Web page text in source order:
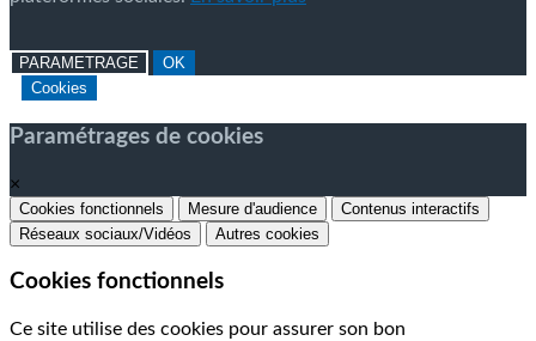
PARAMETRAGE
OK
Cookies
Paramétrages de cookies
×
Cookies fonctionnels Mesure d'audience
Contenus interactifs
Réseaux sociaux/Vidéos
Autres cookies
Cookies fonctionnels
Ce site utilise des cookies pour assurer son bon